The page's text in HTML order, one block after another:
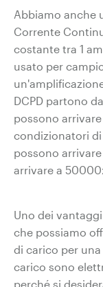
Abbiamo anche
Corrente
costante tra 1
usato per
DCPD partono
possono
condizionatori
possono
arrivare a
Uno dei
che possiamo
di carico per
carico sono
perché si